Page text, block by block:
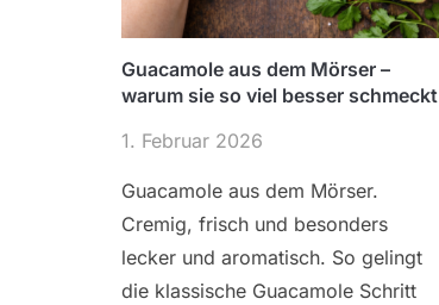
Guacamole aus dem Mörser –
warum sie so viel besser schmeckt
1. Februar 2026
Guacamole aus dem Mörser.
Cremig, frisch und besonders
lecker und aromatisch. So gelingt
die klassische Guacamole Schritt